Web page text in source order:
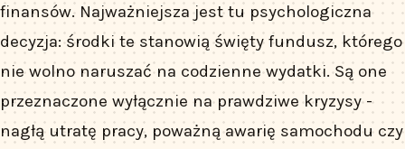
finansów. Najważniejsza jest tu psychologiczna
decyzja: środki te stanowią święty fundusz, którego
nie wolno naruszać na codzienne wydatki. Są one
przeznaczone wyłącznie na prawdziwe kryzysy -
nagłą utratę pracy, poważną awarię samochodu czy